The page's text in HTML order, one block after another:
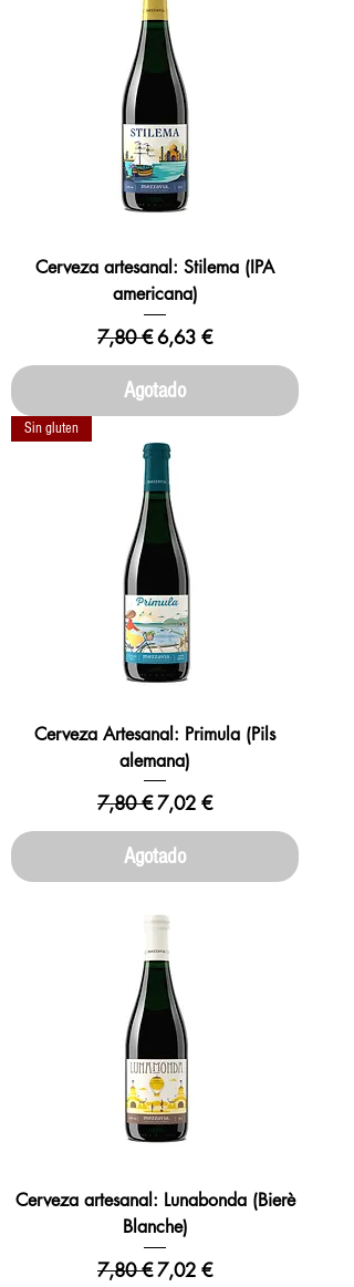
Cerveza artesanal: Stilema (IPA
americana)
Precio
7,80 €Precio de oferta
6,63 €
Agotado
Sin gluten
Cerveza Artesanal: Primula (Pils
alemana)
Precio
7,80 €Precio de oferta
7,02 €
Agotado
Cerveza artesanal: Lunabonda (Bierè
Blanche)
Precio
7,80 €Precio de oferta
7,02 €